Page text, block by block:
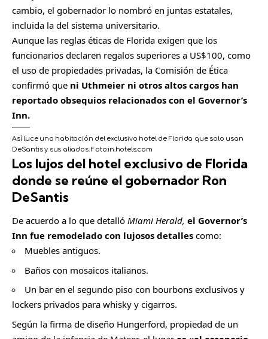
cambio, el gobernador lo nombró en juntas estatales,
incluida la del sistema universitario.
Aunque las reglas éticas de Florida exigen que los
funcionarios declaren regalos superiores a US$100, como
el uso de propiedades privadas, la Comisión de Ética
confirmó que ni Uthmeier ni otros altos cargos han
reportado obsequios relacionados con el Governor’s
Inn.
Así luce una habitación del exclusivo hotel de Florida que solo usan
DeSantis y sus aliados. Foto:in.hotels.com
Los lujos del hotel exclusivo de Florida
donde se reúne el gobernador Ron
DeSantis
De acuerdo a lo que detalló Miami Herald, el Governor’s
Inn fue remodelado con lujosos detalles como:
Muebles antiguos.
Baños con mosaicos italianos.
Un bar en el segundo piso con bourbons exclusivos y
lockers privados para whisky y cigarros.
Según la firma de diseño Hungerford, propiedad de un